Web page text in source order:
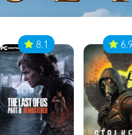
8.1 6.9